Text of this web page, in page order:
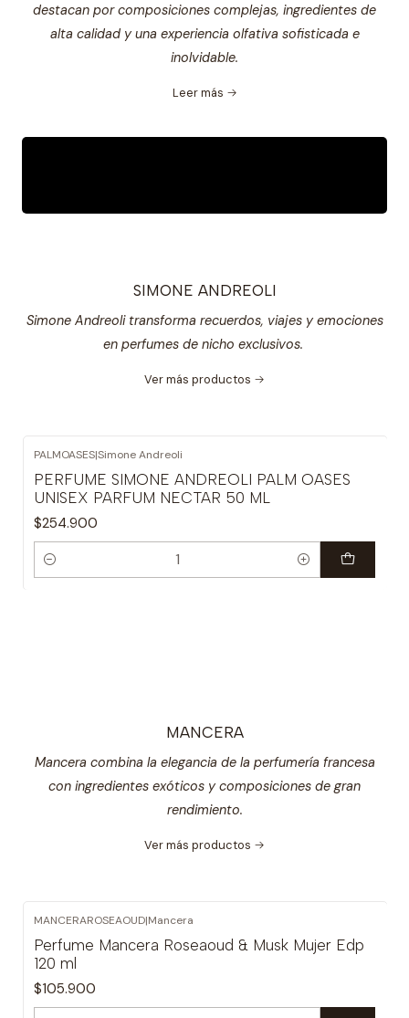
destacan por composiciones complejas, ingredientes de
alta calidad y una experiencia olfativa sofisticada e
inolvidable.
Leer más
SIMONE ANDREOLI
Simone Andreoli transforma recuerdos, viajes y emociones
en perfumes de nicho exclusivos.
Ver más productos
PALMOASES|Simone Andreoli
PERFUME SIMONE ANDREOLI PALM OASES
UNISEX PARFUM NECTAR 50 ML
$254.900
Cantidad
MANCERA
Mancera combina la elegancia de la perfumería francesa
con ingredientes exóticos y composiciones de gran
rendimiento.
Ver más productos
MANCERAROSEAOUD|Mancera
Perfume Mancera Roseaoud & Musk Mujer Edp
120 ml
$105.900